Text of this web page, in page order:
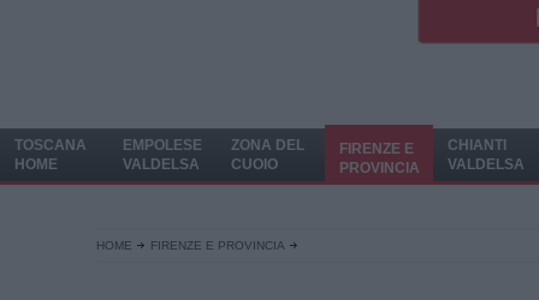
TOSCANA
HOME
EMPOLESE
VALDELSA
ZONA DEL
CUOIO
FIRENZE E
PROVINCIA
CHIANTI
VALDELSA
HOME FIRENZE E PROVINCIA